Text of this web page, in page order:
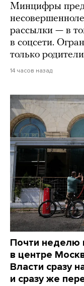
Минцифры
рассылки — в
в соцсети.
только родители
14 часов назад
Почти неделю
в центре
Власти сразу
и сразу же